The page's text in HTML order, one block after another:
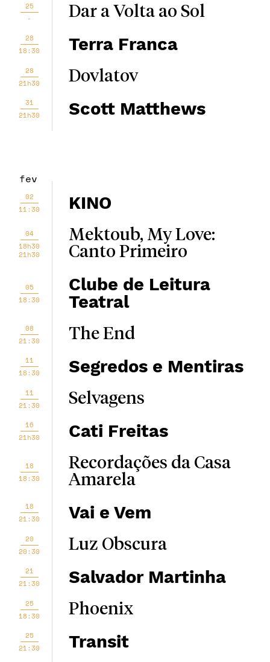
25
-
Dar a Volta ao Sol
28
18:30
Terra Franca
28
21h30
Dovlatov
31
21h30
Scott Matthews
fev
02
11:30
KINO
04
18h30
21h30
Mektoub, My Love:
Canto Primeiro
05
18:30
Clube de Leitura
Teatral
08
21:30
The End
11
18:30
Segredos e Mentiras
11
21:30
Selvagens
16
21h30
Cati Freitas
18
18:30
Recordações da Casa
Amarela
18
21:30
Vai e Vem
20
20:30
Luz Obscura
21
21:30
Salvador Martinha
25
18:30
Phoenix
25
21:30
Transit